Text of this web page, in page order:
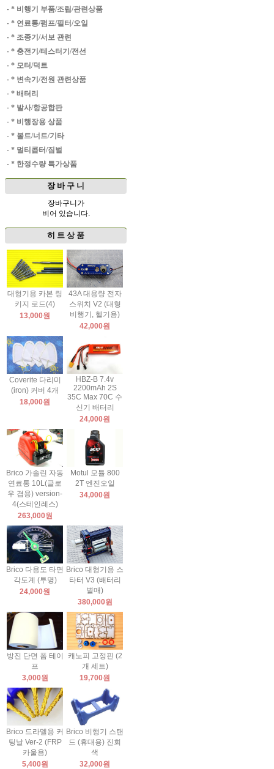
· * 비행기 부품/조립/관련상품
· * 연료통/펌프/필터/오일
· * 조종기/서보 관련
· * 충전기/테스터기/전선
· * 모터/덕트
· * 변속기/전원 관련상품
· * 배터리
· * 발사/항공합판
· * 비행장용 상품
· * 볼트/너트/기타
· * 멀티콥터/짐벌
· * 한정수량 특가상품
장 바 구 니
장바구니가
비어 있습니다.
히 트 상 품
대형기용 카본 링
키지 로드(4)
13,000원
43A 대용량 전자
스위치 V2 (대형
비행기, 헬기용)
42,000원
Coverite 다리미
(iron) 커버 4개
18,000원
HBZ-B 7.4v
2200mAh 2S
35C Max 70C 수
신기 배터리
24,000원
Brico 가솔린 자동
연료통 10L(글로
우 겸용) version-
4(스테인레스)
263,000원
Motul 모튤 800
2T 엔진오일
34,000원
Brico 다용도 타면
각도계 (투명)
24,000원
Brico 대형기용 스
타터 V3 (배터리
별매)
380,000원
방진 단면 폼 테이
프
3,000원
캐노피 고정핀 (2
개 세트)
19,700원
Brico 드라멜용 커
팅날 Ver-2 (FRP
카울용)
5,400원
Brico 비행기 스탠
드 (휴대용) 진회
색
32,000원